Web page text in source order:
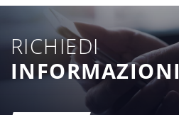
RICHIEDI
INFORMAZIONI